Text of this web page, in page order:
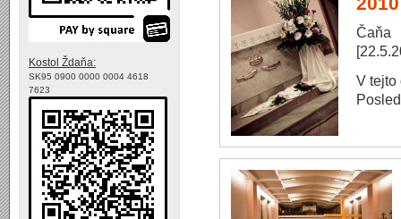
Čaňa
V tejto
Kostol Ždaňa:
SK95 0900 0000 0004 4618
7623